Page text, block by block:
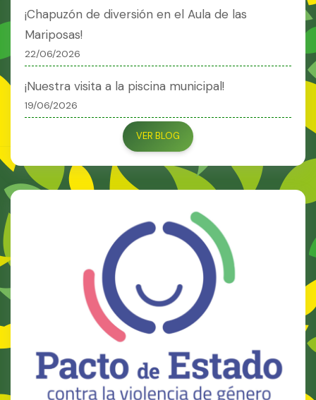
¡Chapuzón de diversión en el Aula de las
Mariposas!
22/06/2026
¡Nuestra visita a la piscina municipal!
19/06/2026
VER BLOG